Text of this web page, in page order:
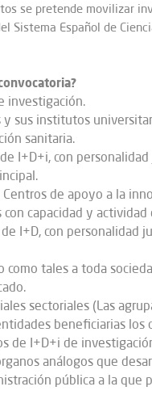
se pretende movilizar
Sistema Español de
investigación.
y sus institutos
sanitaria.
I+D+i, con
de apoyo a la
capacidad y
I+D, con
como tales a toda
sectoriales (Las
beneficiarias
de I+D+i de
análogos que
pública a la que